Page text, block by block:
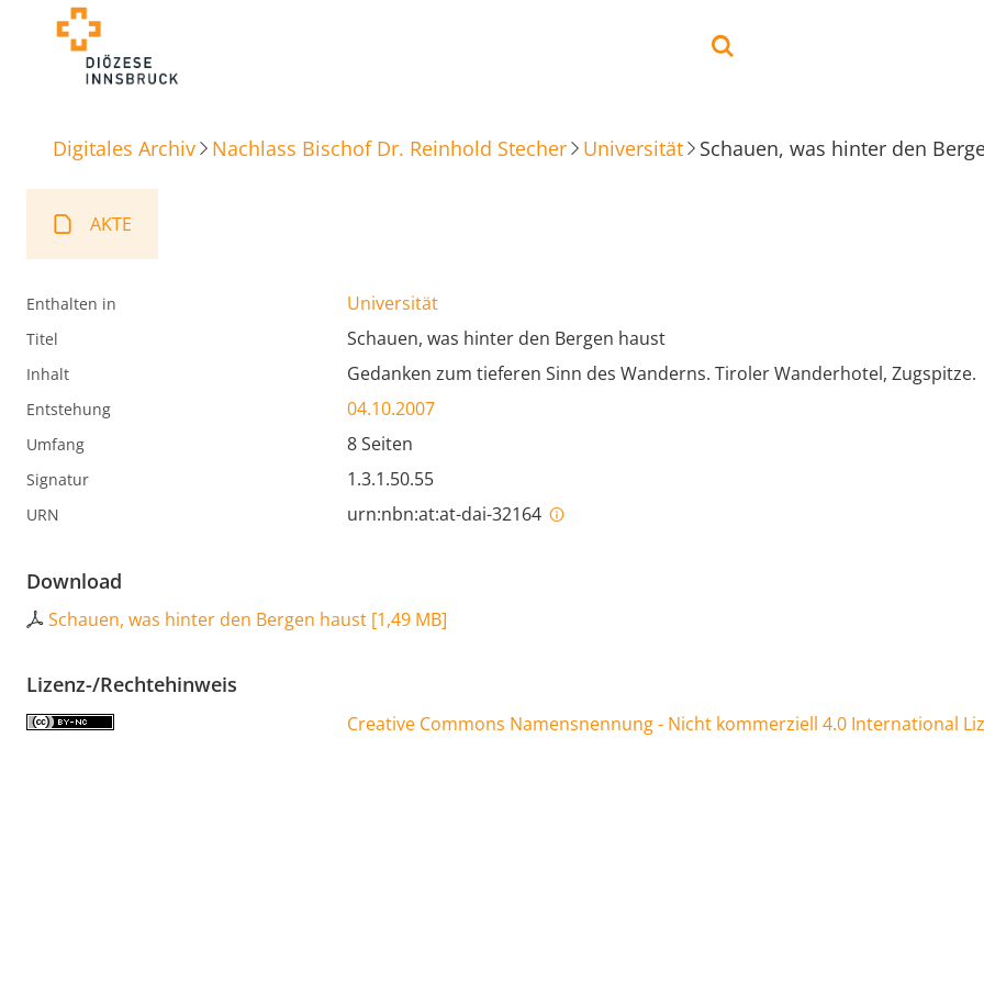
Digitales Archiv Nachlass Bischof Dr. Reinhold Stecher Universität Schauen, was hinter den
AKTE
Enthalten in Universität
Titel Schauen, was hinter den Bergen haust
Inhalt Gedanken zum tieferen Sinn des Wanderns. Tiroler Wanderhotel, Zugspitze.
Entstehung 04.10.2007
Umfang 8 Seiten
Signatur 1.3.1.50.55
URN urn:nbn:at:at-dai-32164
Download
Schauen, was hinter den Bergen haust [1,49 MB]
Lizenz-/Rechtehinweis
Creative Commons Namensnennung - Nicht kommerziell 4.0 International